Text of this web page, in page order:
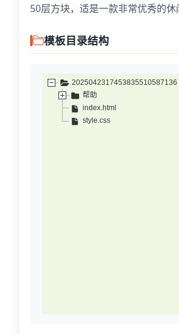
50层方块，适是一款非常优秀的休
模板目录结构
2025042317453835510587136
帮助
index.html
style.css